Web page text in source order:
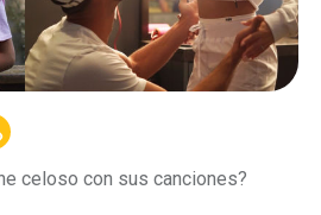
celoso con sus canciones?